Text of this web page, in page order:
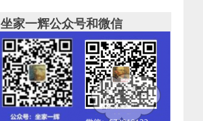
坐家一辉公众号和微信